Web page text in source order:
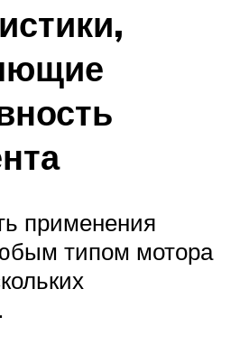
применения
типом мотора